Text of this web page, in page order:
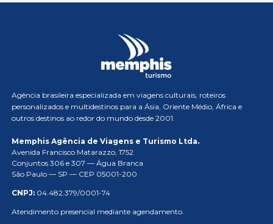
Agência brasileira especializada em viagens culturais, roteiros
personalizados e multidestinos para a Ásia, Oriente Médio, África e
outros destinos ao redor do mundo desde 2001.
Memphis Agência de Viagens e Turismo Ltda.
Avenida Francisco Matarazzo, 1752
Conjuntos 306 e 307 — Água Branca
São Paulo — SP — CEP 05001-200
CNPJ: 04.482.379/0001-74
Atendimento presencial mediante agendamento.